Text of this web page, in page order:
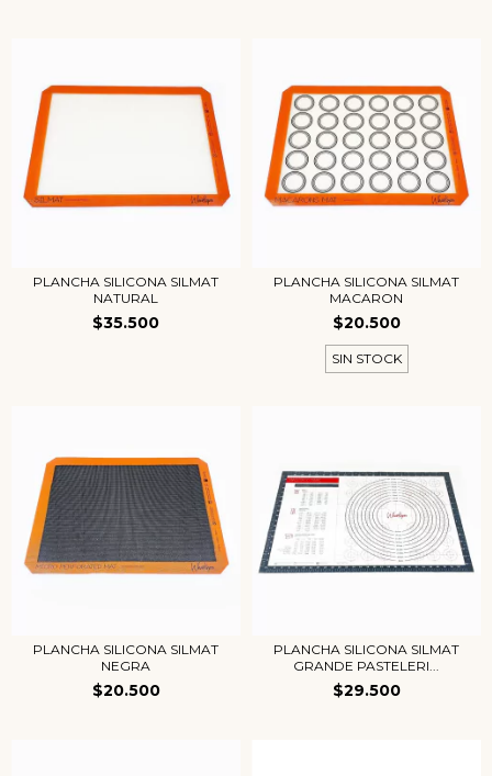
PLANCHA SILICONA SILMAT
NATURAL
$35.500
PLANCHA SILICONA SILMAT
MACARON
$20.500
SIN STOCK
PLANCHA SILICONA SILMAT
NEGRA
$20.500
PLANCHA SILICONA SILMAT
GRANDE PASTELERI...
$29.500